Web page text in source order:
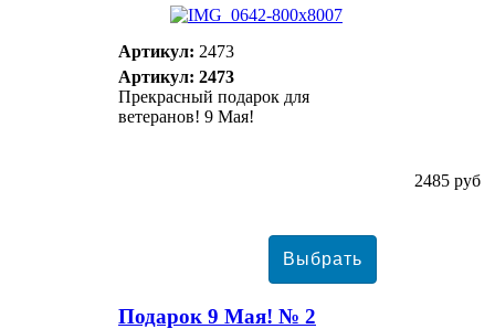
Артикул: 2473
Артикул: 2473
Прекрасный подарок для
ветеранов! 9 Мая!
2485 руб
Подарок 9 Мая! № 2